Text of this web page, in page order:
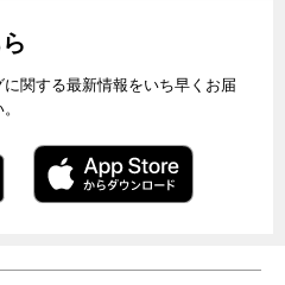
関する最新情報をいち早くお届